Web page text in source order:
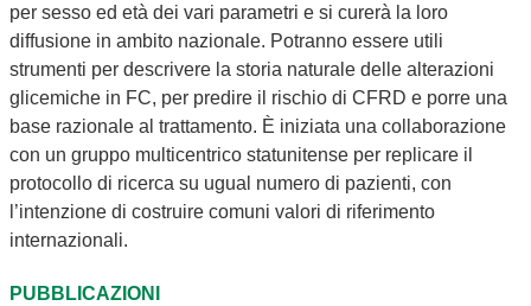
per sesso ed età dei vari parametri e si curerà la loro
diffusione in ambito nazionale. Potranno essere utili
strumenti per descrivere la storia naturale delle alterazioni
glicemiche in FC, per predire il rischio di CFRD e porre una
base razionale al trattamento. È iniziata una collaborazione
con un gruppo multicentrico statunitense per replicare il
protocollo di ricerca su ugual numero di pazienti, con
l’intenzione di costruire comuni valori di riferimento
internazionali.
PUBBLICAZIONI